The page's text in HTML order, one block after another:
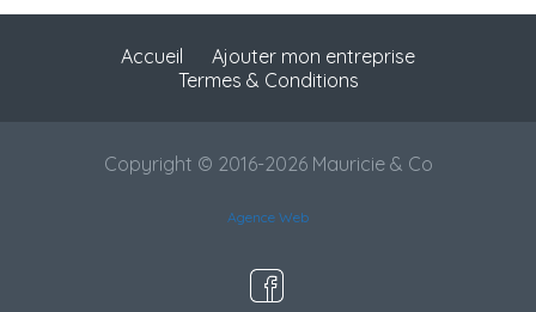
Accueil
Ajouter mon entreprise
Termes & Conditions
Copyright © 2016-2026 Mauricie & Co
Agence Web